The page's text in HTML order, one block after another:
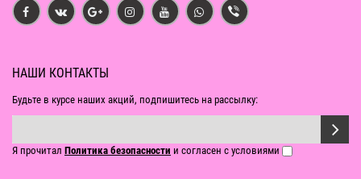
НАШИ КОНТАКТЫ
Будьте в курсе наших акций, подпишитесь на рассылку:
Я прочитал Политика безопасности и согласен с условиями